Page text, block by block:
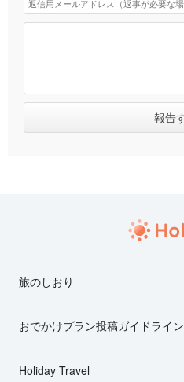
旅のしおり
おでかけプラン投稿ガイドライン
Holiday Travel